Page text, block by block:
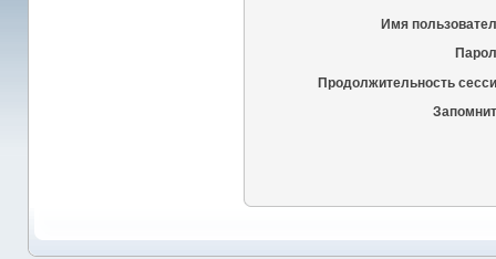
Имя
Продолжительность